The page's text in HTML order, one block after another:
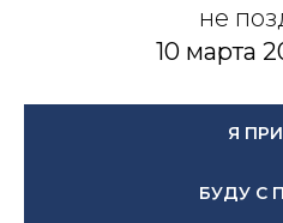
не
10 марта
Я
БУДУ С